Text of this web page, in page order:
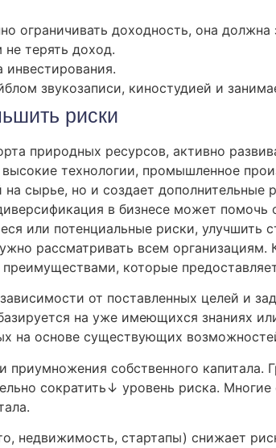
ограничивать доходность, она
терять доход.
инвестирования.
звукозаписи, киностудией и
риски
природных ресурсов, активно
технологии, промышленное
сырье, но и создает дополнительные
в бизнесе может помочь
или потенциальные риски, улучшить
рассматривать всем
которые
от поставленных целей и
на уже имеющихся знаниях
на основе существующих
собственного капитала.
сократить↓ уровень риска.
недвижимость, стартапы) снижает